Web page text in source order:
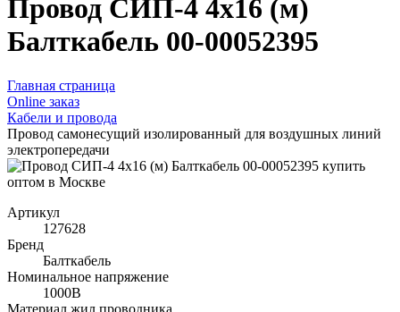
Провод СИП-4 4х16 (м)
Балткабель 00-00052395
Главная страница
Оnline заказ
Кабели и провода
Провод самонесущий изолированный для воздушных линий
электропередачи
Артикул
127628
Бренд
Балткабель
Номинальное напряжение
1000В
Материал жил проводника